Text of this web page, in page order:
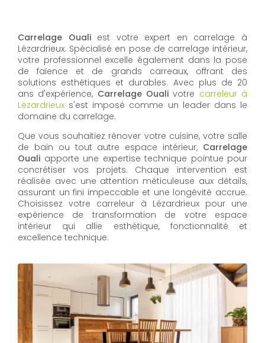
Carrelage Oualiest votre expert en carrelage à
Lézardrieux. Spécialisé en pose de carrelage intérieur,
votre professionnel excelle également dans la pose
de faïence et de grands carreaux, offrant des
solutions esthétiques et durables. Avec plus de 20
ans d'expérience, Carrelage Ouali votre carreleur à
Lézardrieux s'est imposé comme un leader dans le
domaine du carrelage.
Que vous souhaitiez rénover votre cuisine, votre salle
de bain ou tout autre espace intérieur, Carrelage
Ouali apporte une expertise technique pointue pour
concrétiser vos projets. Chaque intervention est
réalisée avec une attention méticuleuse aux détails,
assurant un fini impeccable et une longévité accrue.
Choisissez votre carreleur à Lézardrieux pour une
expérience de transformation de votre espace
intérieur qui allie esthétique, fonctionnalité et
excellence technique.